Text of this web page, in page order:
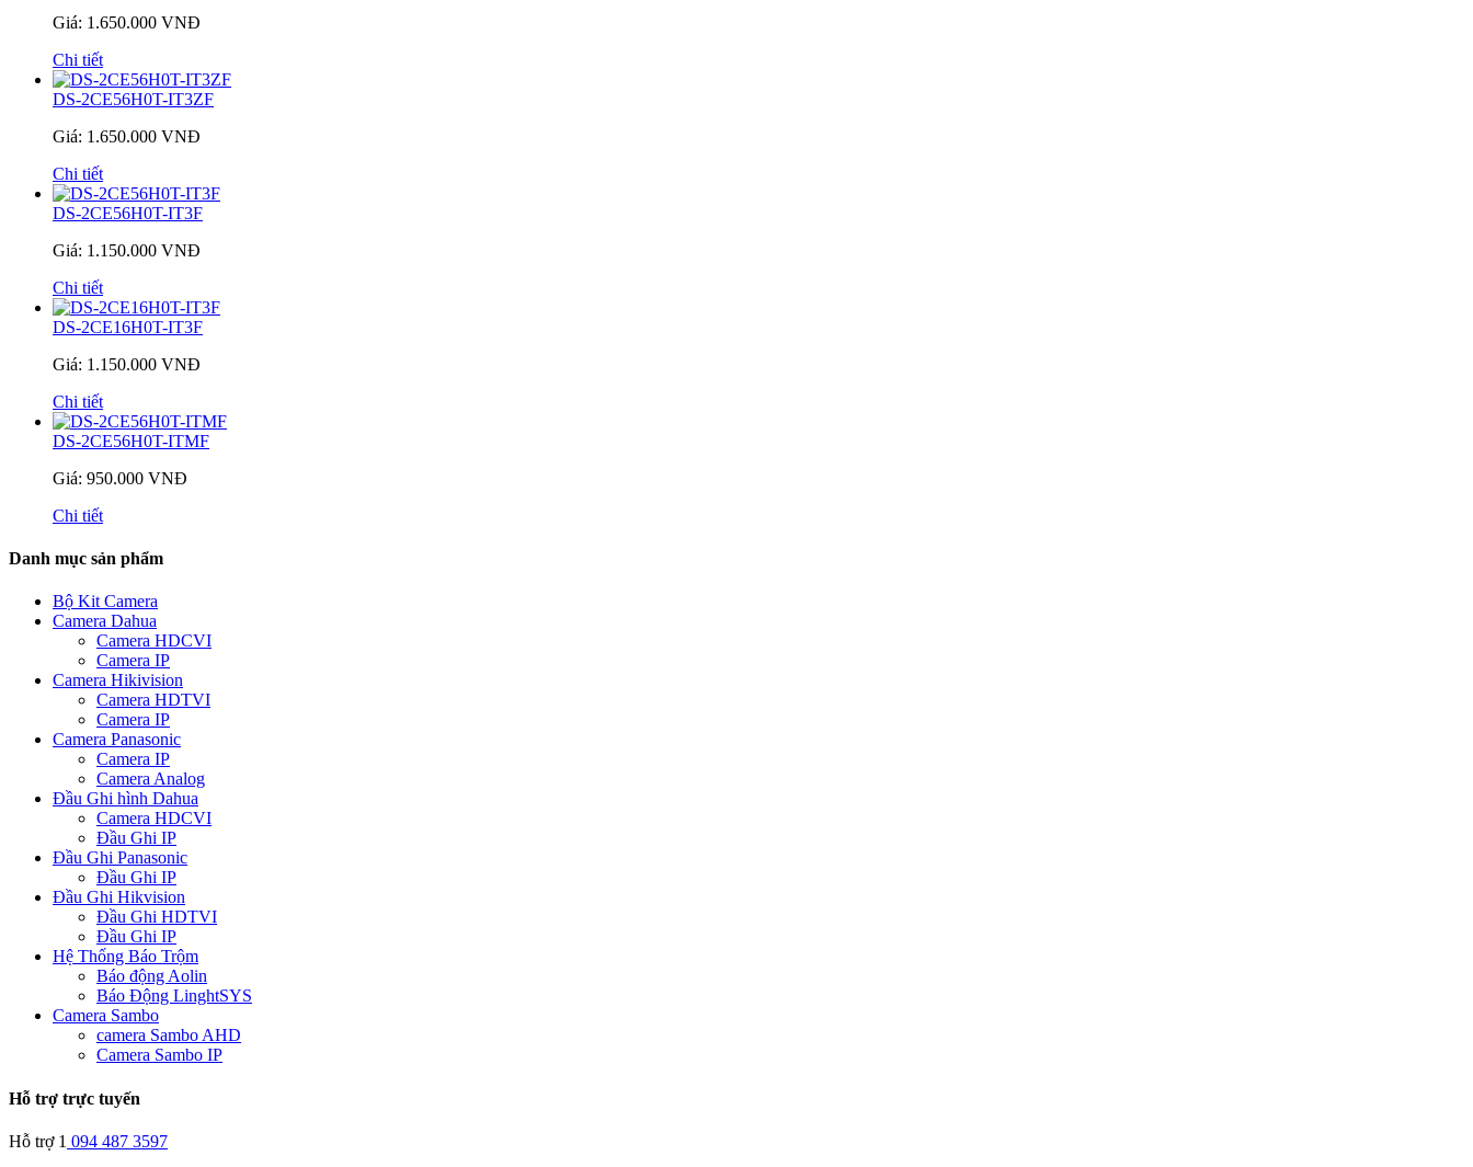
Giá: 1.650.000 VNĐ
Chi tiết
DS-2CE56H0T-IT3ZF
Giá: 1.650.000 VNĐ
Chi tiết
DS-2CE56H0T-IT3F
Giá: 1.150.000 VNĐ
Chi tiết
DS-2CE16H0T-IT3F
Giá: 1.150.000 VNĐ
Chi tiết
DS-2CE56H0T-ITMF
Giá: 950.000 VNĐ
Chi tiết
Danh mục sản phẩm
Bộ Kit Camera
Camera Dahua
Camera HDCVI
Camera IP
Camera Hikivision
Camera HDTVI
Camera IP
Camera Panasonic
Camera IP
Camera Analog
Đầu Ghi hình Dahua
Camera HDCVI
Đầu Ghi IP
Đầu Ghi Panasonic
Đầu Ghi IP
Đầu Ghi Hikvision
Đầu Ghi HDTVI
Đầu Ghi IP
Hệ Thống Báo Trộm
Báo động Aolin
Báo Động LinghtSYS
Camera Sambo
camera Sambo AHD
Camera Sambo IP
Hỗ trợ trực tuyến
Hỗ trợ 1 094 487 3597